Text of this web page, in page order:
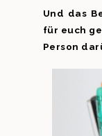
Und das
für euch
Person